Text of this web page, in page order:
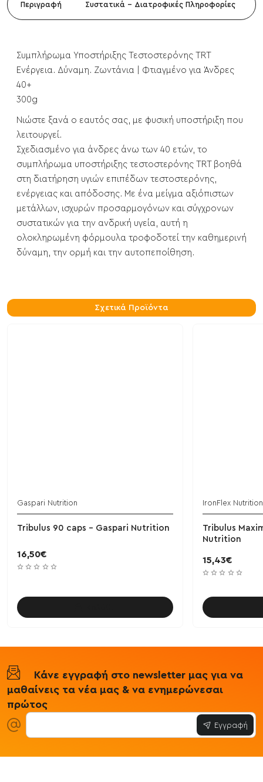
Περιγραφή Συστατικά - Διατροφικές Πληροφορίες
Συμπλήρωμα Υποστήριξης Τεστοστερόνης TRT
Ενέργεια. Δύναμη. Ζωντάνια | Φτιαγμένο για Άνδρες
40+
300g
Νιώστε ξανά ο εαυτός σας, με φυσική υποστήριξη που
λειτουργεί.
Σχεδιασμένο για άνδρες άνω των 40 ετών, το
συμπλήρωμα υποστήριξης τεστοστερόνης TRT βοηθά
στη διατήρηση υγιών επιπέδων τεστοστερόνης,
ενέργειας και απόδοσης. Με ένα μείγμα αξιόπιστων
μετάλλων, ισχυρών προσαρμογόνων και σύγχρονων
συστατικών για την ανδρική υγεία, αυτή η
ολοκληρωμένη φόρμουλα τροφοδοτεί την καθημερινή
δύναμη, την ορμή και την αυτοπεποίθηση.
Σχετικά Προϊόντα
Gaspari Nutrition
Tribulus 90 caps - Gaspari Nutrition
16,50€
IronFlex Nutrition
Tribulus
Nutrition
15,43€
Κάνε εγγραφή στο newsletter μας για να
μαθαίνεις τα νέα μας & να ενημερώνεσαι
πρώτος
Εγγραφή